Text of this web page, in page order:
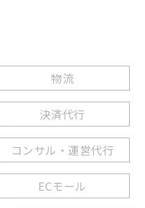
物流
決済代行
コンサル・運営代行
ECモール